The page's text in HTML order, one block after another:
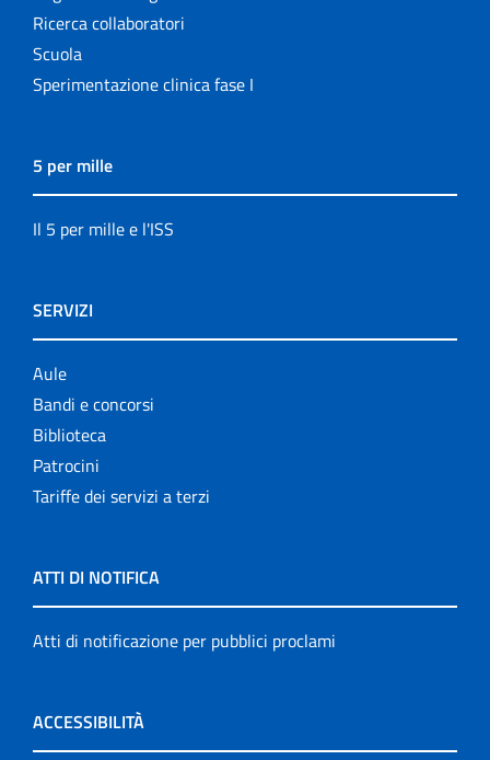
Ricerca collaboratori
Scuola
Sperimentazione clinica fase I
5 per mille
Il 5 per mille e l'ISS
SERVIZI
Aule
Bandi e concorsi
Biblioteca
Patrocini
Tariffe dei servizi a terzi
ATTI DI NOTIFICA
Atti di notificazione per pubblici proclami
ACCESSIBILITÀ